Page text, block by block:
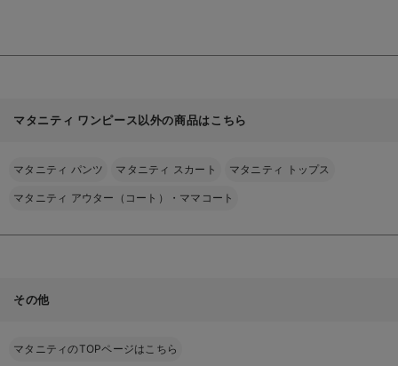
マタニティ ワンピース以外の商品はこちら
マタニティ パンツ マタニティ スカート マタニティ トップス
マタニティ アウター（コート）・ママコート
その他
マタニティのTOPページはこちら